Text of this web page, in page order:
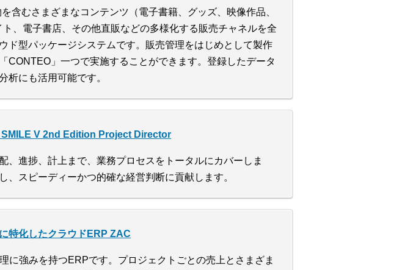
含むさまざまなコンテンツ（電子書籍、グッズ、映像作品、
、電子書店、その他直販などの多様化する販売チャネルを全
ド型パッケージシステムです。販売管理をはじめとして製作
CONTEO」一つで実施することができます。登録したデータ
析にも活用可能です。
SMILE V 2nd Edition Project Director
、進捗、計上まで、業務プロセスをトータルにカバーしま
、スピーディーかつ的確な経営判断に貢献します。
特化したクラウドERP ZAC
に強みを持つERPです。プロジェクトごとの売上とさまざま